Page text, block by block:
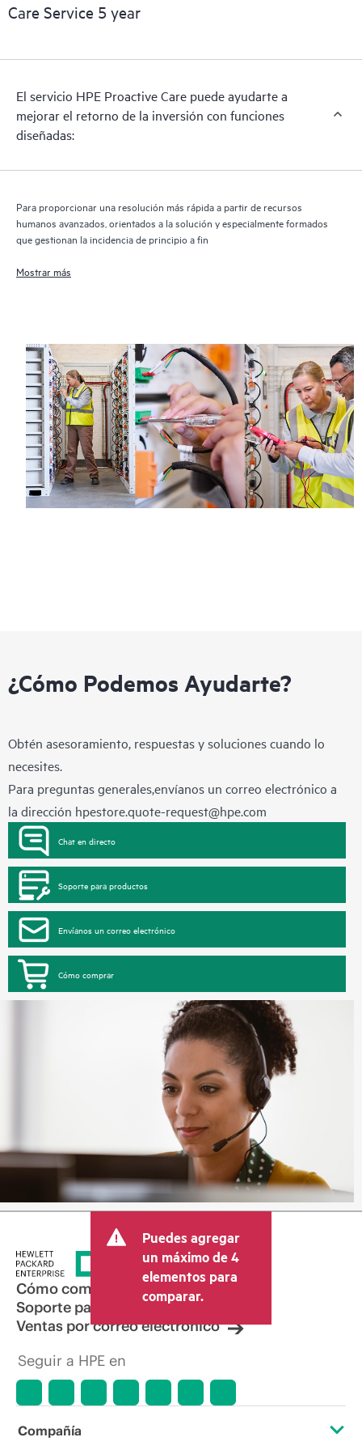
y empresariales.
HPE Proactive Care incluye análisis de las versiones de
proporcionándote una lista de recomendaciones para que tu
infraestructura con cobertura HPE Proactive Care permanezca
en los niveles de revisión recomendados. Recibirás un análisis
Proactive Care, que puede ayudarte a identificar y resolver los
proporciona informes trimestrales de incidentes para ayudarte
a identificar las tendencias de los problemas y evitar que estos
Care Service 5 year
El servicio HPE Proactive Care puede ayudarte a
mejorar el retorno de la inversión con funciones
diseñadas:
Para proporcionar una resolución más rápida a partir de recursos
humanos avanzados, orientados a la solución y especialmente formados
que gestionan la incidencia de principio a fin
Mostrar más
¿Cómo Podemos Ayudarte?
Obtén asesoramiento, respuestas y soluciones cuando lo
necesites.
Para preguntas generales,envíanos un correo electrónico a
la dirección hpestore.quote-request@hpe.com
Chat en directo
Soporte para productos
Envíanos un correo electrónico
Cómo comprar
Puedes agregar
un máximo de 4
elementos para
comparar.
Cómo comprar
Soporte para productos
Ventas por correo electrónico
Seguir a HPE en
Compañía